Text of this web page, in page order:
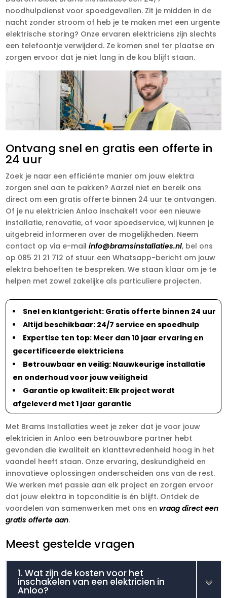
noodhulpdienst voor spoedgevallen. Zit je midden in de
nacht zonder stroom of heb je te maken met een urgente
elektrische storing? Onze ervaren elektriciens zijn slechts
een telefoontje verwijderd. Ze komen snel ter plaatse en
zorgen ervoor dat je niet lang in de kou blijft staan.
Ontvang snel en gratis een offerte in
24 uur
Zoek je naar een efficiënte manier om jouw elektra
zorgen snel aan te pakken? Aarzel niet en bereik ons
direct om een gratis offerte binnen 24 uur te ontvangen.
Of je nu elektricien Anloo inschakelt voor een nieuwe
installatie, renovatie, of voor spoedservice, wij kunnen je
uitgebreid informeren over de mogelijkheden. Neem
contact op via e-mailinfo@bramsinstallaties.nl, bel ons
op 085 21 21 712 of stuur een Whatsapp-bericht om jouw
elektra behoeften te bespreken. We staan klaar om je te
helpen met zowel zakelijke als particuliere projecten.
Snel en klantgericht: Gratis offerte binnen 24 uur
Altijd beschikbaar: 24/7 service en spoedhulp
Expertise ten top: Meer dan 10 jaar ervaring en
gecertificeerde elektriciens
Betrouwbaar en veilig: Nauwkeurige installatie
en onderhoud voor jouw veiligheid
Garantie op kwaliteit: Elk project wordt
afgeleverd met 1 jaar garantie
Met Brams Installaties weet je zeker dat je voor jouw
elektricien in Anloo een betrouwbare partner hebt
gevonden die kwaliteit en klanttevredenheid hoog in het
vaandel heeft staan. Onze ervaring, deskundigheid en
innovatieve oplossingen onderscheiden ons van de rest.
We werken met passie aan elk project en zorgen ervoor
dat jouw elektra in topconditie is én blijft. Ontdek de
voordelen van samenwerken met ons envraag direct een
gratis offerte aan.
Meest gestelde vragen
1. Wat zijn de kosten voor het
inschakelen van een elektricien in
Anloo?